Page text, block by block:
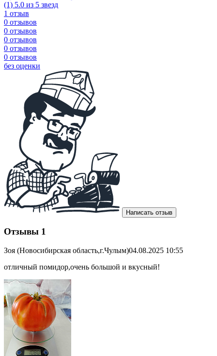
(1) 5.0 из 5 звезд
1 отзыв
0 отзывов
0 отзывов
0 отзывов
0 отзывов
0 отзывов
без оценки
Написать отзыв
Отзывы 1
Зоя (Новосибирская область,г.Чулым)04.08.2025 10:55
отличный помидор,очень большой и вкусный!